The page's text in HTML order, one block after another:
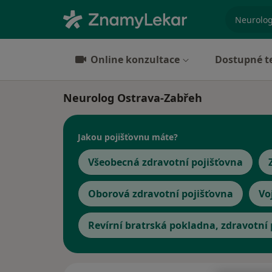
Online konzultace Dostupné
Neurolog Ostrava-Zabřeh
Jakou pojišťovnu máte?
Všeobecná zdravotní pojišťovna
Oborová zdravotní pojišťovna
Revírní bratrská pokladna, zdravotní